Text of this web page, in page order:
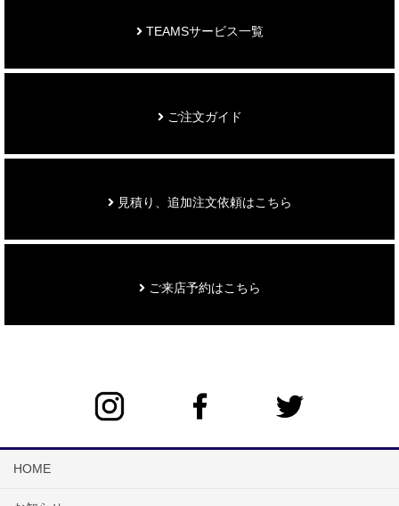
TEAMSサービス一覧
ご注文ガイド
見積り、追加注文依頼はこちら
ご来店予約はこちら
HOME